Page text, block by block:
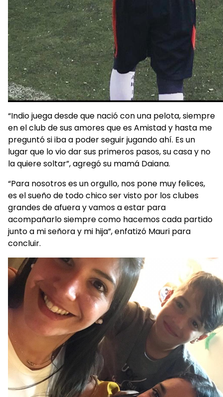
“Indio juega desde que nació con una pelota, siempre
en el club de sus amores que es Amistad y hasta me
preguntó si iba a poder seguir jugando ahí. Es un
lugar que lo vio dar sus primeros pasos, su casa y no
la quiere soltar”, agregó su mamá Daiana.
“Para nosotros es un orgullo, nos pone muy felices,
es el sueño de todo chico ser visto por los clubes
grandes de afuera y vamos a estar para
acompañarlo siempre como hacemos cada partido
junto a mi señora y mi hija”, enfatizó Mauri para
concluir.